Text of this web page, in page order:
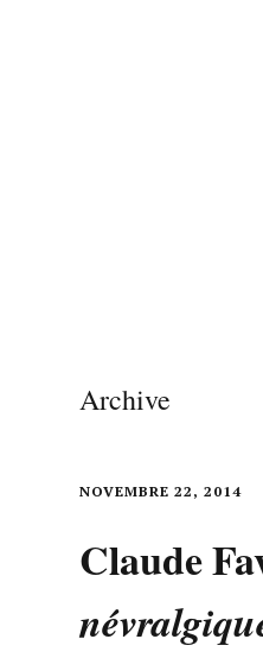
Archive
NOVEMBRE 22, 2014
Claude